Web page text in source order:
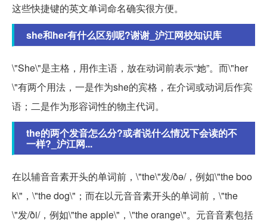
这些快捷键的英文单词命名确实很方便。
she和her有什么区别呢?谢谢_沪江网校知识库
\"She\"是主格，用作主语，放在动词前表示“她”。而\"her
\"有两个用法，一是作为she的宾格，在介词或动词后作宾
语；二是作为形容词性的物主代词。
the的两个发音怎么分?或者说什么情况下会读的不
一样?_沪江网...
在以辅音音素开头的单词前，\"the\"发/ðə/，例如\"the boo
k\"，\"the dog\"；而在以元音音素开头的单词前，\"the
\"发/ði/，例如\"the apple\"，\"the orange\"。元音音素包括